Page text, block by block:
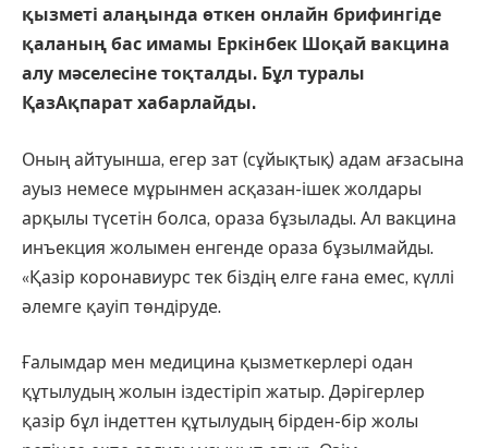
қызметі алаңында өткен онлайн брифингіде
қаланың бас имамы Еркінбек Шоқай вакцина
алу мәселесіне тоқталды. Бұл туралы
ҚазАқпарат хабарлайды.
Оның айтуынша, егер зат (сұйықтық) адам ағзасына
ауыз немесе мұрынмен асқазан-ішек жолдары
арқылы түсетін болса, ораза бұзылады. Ал вакцина
инъекция жолымен енгенде ораза бұзылмайды.
«Қазір коронавиурс тек біздің елге ғана емес, күллі
әлемге қауіп төндіруде.
Ғалымдар мен медицина қызметкерлері одан
құтылудың жолын іздестіріп жатыр. Дәрігерлер
қазір бұл індеттен құтылудың бірден-бір жолы